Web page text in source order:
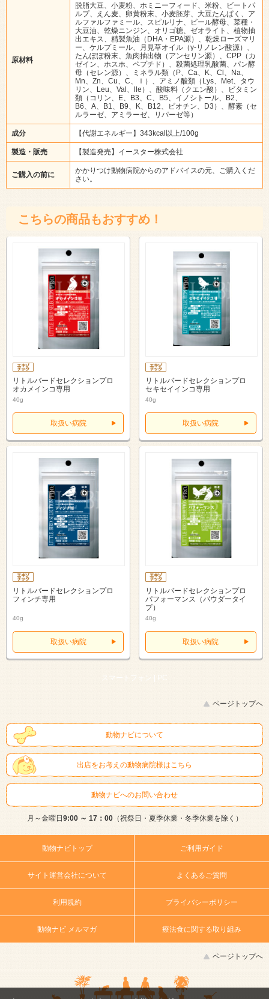
原材料
脱脂大豆、小麦粉、ホミニーフィード、米粉、ビートパ
ルプ、えん麦、卵黄粉末、小麦胚芽、大豆たんぱく、ア
ルファルファミール、スピルリナ、ビール酵母、菜種・
大豆油、乾燥ニンジン、オリゴ糖、ゼオライト、植物抽
出エキス、精製魚油（DHA・EPA源）、乾燥ローズマリ
ー、ケルプミール、月見草オイル（γ-リノレン酸源）、
たんぽぽ粉末、魚肉抽出物（アンセリン源）、CPP（カ
ゼイン、ホスホ、ペプチド）、殺菌処理乳酸菌、パン酵
母（セレン源）、ミネラル類（P、Ca、K、Cl、Na、
Mn、Zn、Cu、C、ｌ）、アミノ酸類（Lys、Met、タウ
リン、Leu、Val、lle）、酸味料（クエン酸）、ビタミン
類（コリン、E、B3、C、B5、イノシトール、B2、
B6、A、B1、B9、K、B12、ビオチン、D3）、酵素（セ
ルラーゼ、アミラーゼ、リパーゼ等）
成分 【代謝エネルギー】343kcal以上/100g
製造・販売 【製造発売】イースター株式会社
ご購入の前に
かかりつけ動物病院からのアドバイスの元、ご購入くだ
さい。
こちらの商品もおすすめ！
リトルバードセレクションプロ
オカメインコ専用
40g
取扱い病院
リトルバードセレクションプロ
セキセイインコ専用
40g
取扱い病院
リトルバードセレクションプロ
フィンチ専用
40g
取扱い病院
リトルバードセレクションプロ
パフォーマンス（パウダータイ
プ）
40g
取扱い病院
スマートフォン | PC
ページトップへ
動物ナビについて
出店をお考えの動物病院様はこちら
動物ナビへのお問い合わせ
月～金曜日9:00 ～ 17：00（祝祭日・夏季休業・冬季休業を除く）
動物ナビトップ ご利用ガイド
サイト運営会社について よくあるご質問
利用規約 プライバシーポリシー
動物ナビ メルマガ 療法食に関する取り組み
ページトップへ